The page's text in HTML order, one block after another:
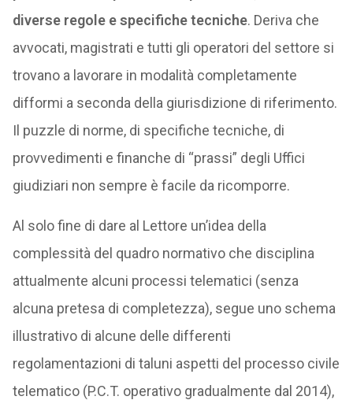
diverse regole e specifiche tecniche. Deriva che
avvocati, magistrati e tutti gli operatori del settore si
trovano a lavorare in modalità completamente
difformi a seconda della giurisdizione di riferimento.
Il puzzle di norme, di specifiche tecniche, di
provvedimenti e finanche di “prassi” degli Uffici
giudiziari non sempre è facile da ricomporre.
Al solo fine di dare al Lettore un’idea della
complessità del quadro normativo che disciplina
attualmente alcuni processi telematici (senza
alcuna pretesa di completezza), segue uno schema
illustrativo di alcune delle differenti
regolamentazioni di taluni aspetti del processo civile
telematico (P.C.T. operativo gradualmente dal 2014),